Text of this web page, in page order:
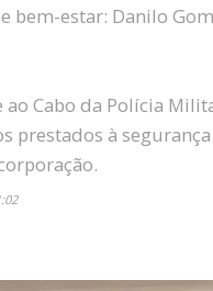
bem-estar: Danilo
Cabo da Polícia
prestados à